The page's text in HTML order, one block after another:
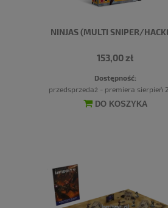
NINJAS (MULTI SNIPER/
153,00 zł
Dostępność:
przedsprzedaż - premiera sierpień
DO KOSZYKA